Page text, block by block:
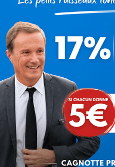
Lorsque tout flambe et
s’affaisse.